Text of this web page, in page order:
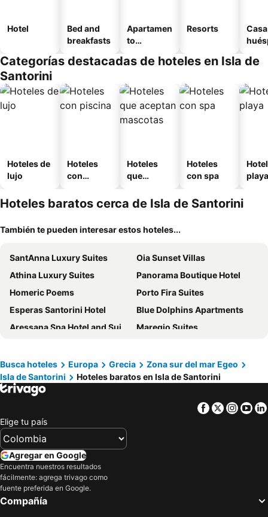
Hotel
Bed and
breakfasts
Apartamen
to
o
Resorts
Categorías destacadas de hoteles en Isla de
Santorini
Hoteles de
lujo
Hoteles
con
Hoteles
que
mascotas
Hoteles
con spa
playa
Hoteles baratos cerca de Isla de Santorini
También te pueden interesar estos hoteles...
SantAnna Luxury Suites
Oia Sunset Villas
Athina Luxury Suites
Panorama Boutique Hotel
Homeric Poems
Porto Fira Suites
Esperas Santorini Hotel
Blue Dolphins Apartments
Aressana Spa Hotel and Suites
Maregio Suites
Oia Mare Villas
Ira Hotel & Spa
Kratiras View Luxury Suites
Astro Palace Hotel & Suites
Deluxe Suites Santorini
Galatia Villas
IKIES Santorini
Rocabella Santorini Hotel & SPA
Cilon Suites Santorini
White Pearl Villas
Busca hoteles Europa Grecia
Zona sur del mar Egeo
Isla de Santorini
Hoteles baratos en Isla de Santorini
Facebook
Twitter
Elige tu país
Agregar en Google
Encuentra nuestros resultados
fácilmente: agrega trivago como
fuente preferida en Google.
Compañía